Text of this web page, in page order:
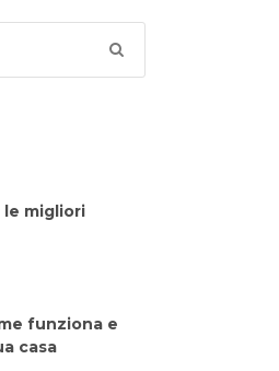
le migliori
funziona e
casa